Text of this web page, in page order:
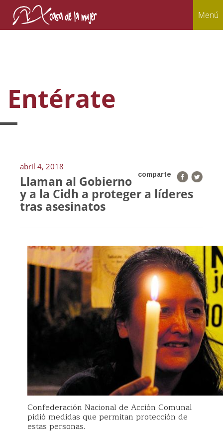
Menú
Entérate
abril 4, 2018
comparte
Llaman al Gobierno
y a la Cidh a proteger a líderes
tras asesinatos
Confederación Nacional de Acción Comunal
pidió medidas que permitan protección de
estas personas.